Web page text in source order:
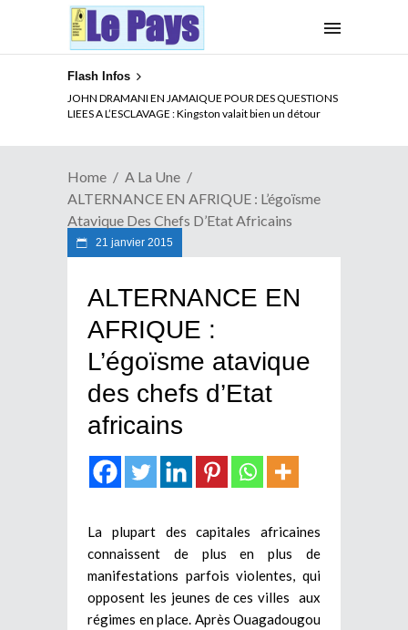
Flash Infos
JOHN DRAMANI EN JAMAIQUE POUR DES QUESTIONS
LIEES A L’ESCLAVAGE : Kingston valait bien un détour
ELECTION DE TALON A LA TETE DU SENAT BENINOIS :
Quand Patrice quitte le pouvoir sans partir !
Home
A La Une
ALTERNANCE EN AFRIQUE : L’égoïsme
Atavique Des Chefs D’Etat Africains
21 janvier 2015
ALTERNANCE EN
AFRIQUE :
L’égoïsme atavique
des chefs d’Etat
africains
La plupart des capitales africaines
connaissent de plus en plus de
manifestations parfois violentes, qui
opposent les jeunes de ces villes aux
régimes en place. Après Ouagadougou